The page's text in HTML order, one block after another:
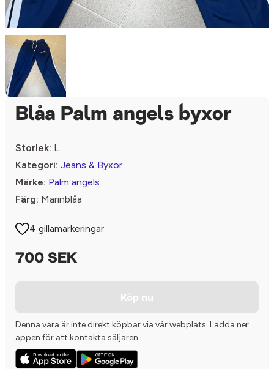
Blåa Palm angels byxor
Storlek: L
Kategori: Jeans & Byxor
Märke: Palm angels
Färg: Marinblåa
4 gillamarkeringar
700 SEK
Köp nu
Denna vara är inte direkt köpbar via vår webplats. Ladda ner
appen för att kontakta säljaren